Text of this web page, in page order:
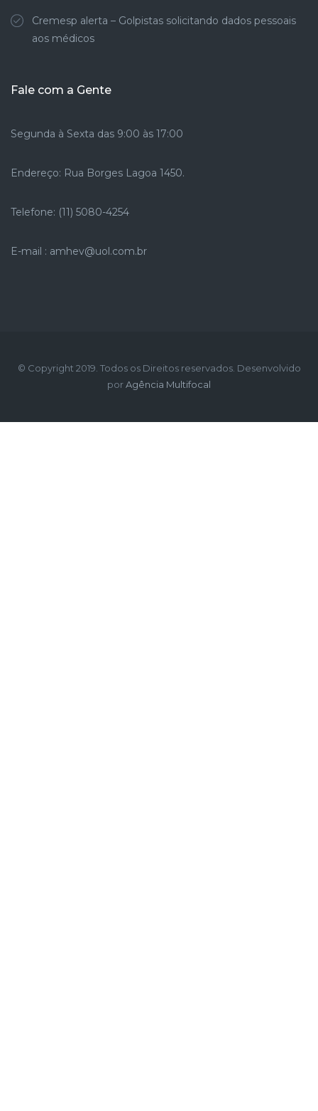
Cremesp alerta – Golpistas solicitando dados pessoais
aos médicos
Fale com a Gente
Segunda à Sexta das 9:00 às 17:00
Endereço: Rua Borges Lagoa 1450.
Telefone: (11) 5080-4254
E-mail : amhev@uol.com.br
© Copyright 2019. Todos os Direitos reservados. Desenvolvido
porAgência Multifocal